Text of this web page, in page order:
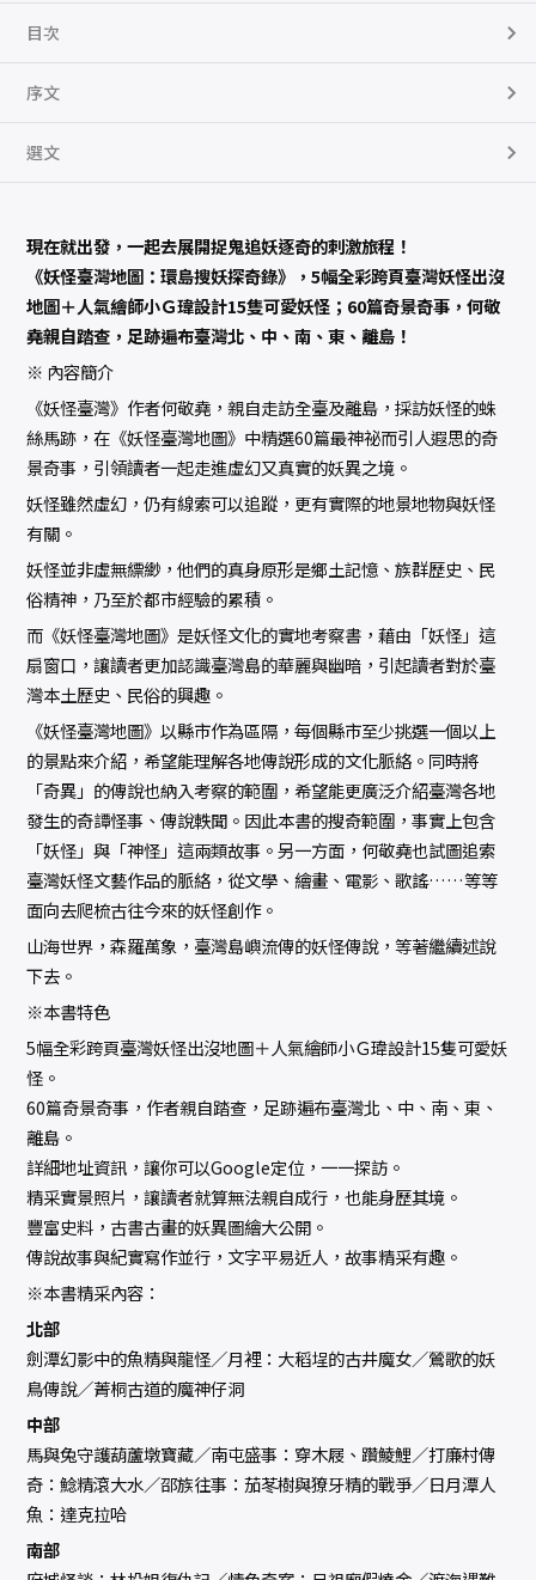
目次
序文
選文
現在就出發，一起去展開捉鬼追妖逐奇的刺激旅程！
《妖怪臺灣地圖：環島搜妖探奇錄》，5幅全彩跨頁臺灣妖怪出沒
地圖＋人氣繪師小Ｇ瑋設計15隻可愛妖怪；60篇奇景奇事，何敬
堯親自踏查，足跡遍布臺灣北、中、南、東、離島！
※ 內容簡介
《妖怪臺灣》作者何敬堯，親自走訪全臺及離島，採訪妖怪的蛛
絲馬跡，在《妖怪臺灣地圖》中精選60篇最神祕而引人遐思的奇
景奇事，引領讀者一起走進虛幻又真實的妖異之境。
妖怪雖然虛幻，仍有線索可以追蹤，更有實際的地景地物與妖怪
有關。
妖怪並非虛無縹緲，他們的真身原形是鄉土記憶、族群歷史、民
俗精神，乃至於都市經驗的累積。
而《妖怪臺灣地圖》是妖怪文化的實地考察書，藉由「妖怪」這
扇窗口，讓讀者更加認識臺灣島的華麗與幽暗，引起讀者對於臺
灣本土歷史、民俗的興趣。
《妖怪臺灣地圖》以縣市作為區隔，每個縣市至少挑選一個以上
的景點來介紹，希望能理解各地傳說形成的文化脈絡。同時將
「奇異」的傳說也納入考察的範圍，希望能更廣泛介紹臺灣各地
發生的奇譚怪事、傳說軼聞。因此本書的搜奇範圍，事實上包含
「妖怪」與「神怪」這兩類故事。另一方面，何敬堯也試圖追索
臺灣妖怪文藝作品的脈絡，從文學、繪畫、電影、歌謠……等等
面向去爬梳古往今來的妖怪創作。
山海世界，森羅萬象，臺灣島嶼流傳的妖怪傳說，等著繼續述說
下去。
※本書特色
5幅全彩跨頁臺灣妖怪出沒地圖＋人氣繪師小Ｇ瑋設計15隻可愛妖
怪。
60篇奇景奇事，作者親自踏查，足跡遍布臺灣北、中、南、東、
離島。
詳細地址資訊，讓你可以Google定位，一一探訪。
精采實景照片，讓讀者就算無法親自成行，也能身歷其境。
豐富史料，古書古畫的妖異圖繪大公開。
傳說故事與紀實寫作並行，文字平易近人，故事精采有趣。
※本書精采內容：
北部
劍潭幻影中的魚精與龍怪／月裡：大稻埕的古井魔女／鶯歌的妖
鳥傳說／菁桐古道的魔神仔洞
中部
馬與兔守護葫蘆墩寶藏／南屯盛事：穿木屐、躦鯪鯉／打廉村傳
奇：鯰精滾大水／邵族往事：茄苳樹與獠牙精的戰爭／日月潭人
魚：達克拉哈
南部